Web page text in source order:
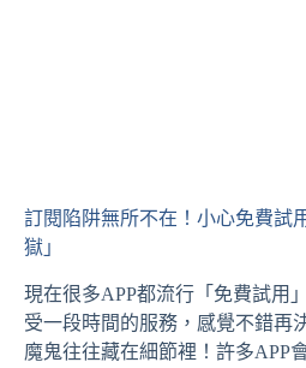
訂閱陷阱無所不在！小心免費試
獄」
現在很多APP都流行「免費試用
受一段時間的服務，感覺不錯再
魔鬼往往藏在細節裡！許多APP